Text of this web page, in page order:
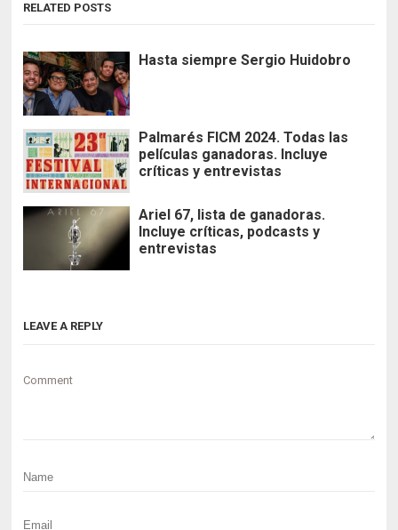
RELATED POSTS
Hasta siempre Sergio Huidobro
Palmarés FICM 2024. Todas las
películas ganadoras. Incluye
críticas y entrevistas
Ariel 67, lista de ganadoras.
Incluye críticas, podcasts y
entrevistas
LEAVE A REPLY
Comment